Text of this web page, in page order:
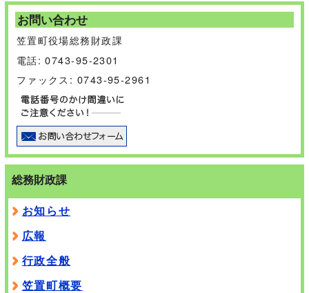
お問い合わせ
笠置町役場総務財政課
電話: 0743-95-2301
ファックス: 0743-95-2961
総務財政課
お知らせ
広報
行政全般
笠置町概要